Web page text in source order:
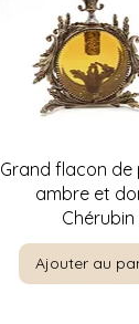
Aperçu
Grand flacon de
ambre et
Chérubin
Ajouter au